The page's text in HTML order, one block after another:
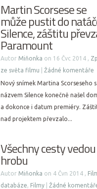
Martin Scorsese se
může pustit do
Silence, záštitu
Paramount
Autor Miňonka on 16 Čvc 2014 ,
ze světa filmu
Žádné komentáře
Nový snímek Martina Scorseseho s
názvem Silence konečně našel
a dokonce i datum premiéry.
nad projektem převzalo...
Všechny cesty
hrobu
Autor Miňonka on 4 Čvn 2014 ,
databáze, Filmy
Žádné